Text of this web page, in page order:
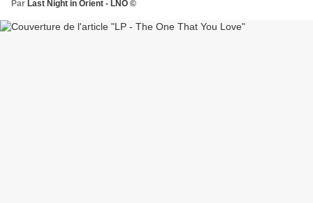
Par Last Night in Orient - LNO ©